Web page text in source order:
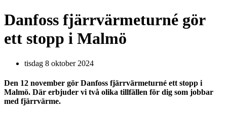
Danfoss fjärrvärmeturné gör
ett stopp i Malmö
tisdag 8 oktober 2024
Den 12 november gör Danfoss fjärrvärmeturné ett stopp i
Malmö. Där erbjuder vi två olika tillfällen för dig som jobbar
med fjärrvärme.